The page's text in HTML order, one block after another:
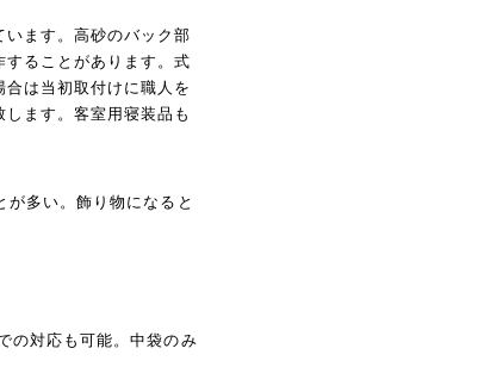
ます。高砂のバック部
ることがあります。式
は当初取付けに職人を
ます。客室用寝装品も
多い。飾り物になると
の対応も可能。中袋のみ